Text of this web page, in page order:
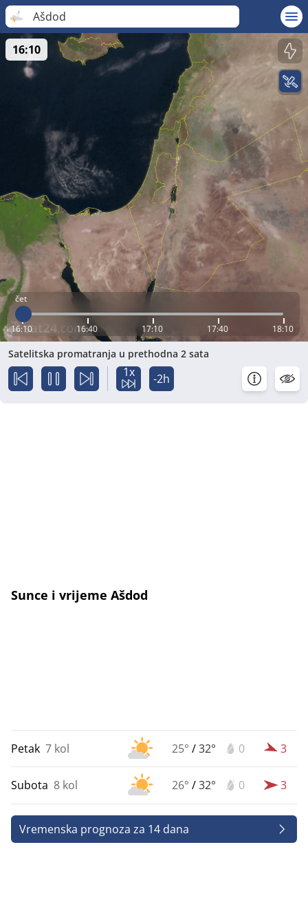
Ašdod
čet
16:10 16:40 17:10 17:40 18:10
16:10
Satelitska promatranja u prethodna 2 sata
1x -2h
Sunce i vrijeme Ašdod
Petak 7 kol 25° /32° 0 3
Subota 8 kol 26° /32° 0 3
Vremenska prognoza za 14 dana